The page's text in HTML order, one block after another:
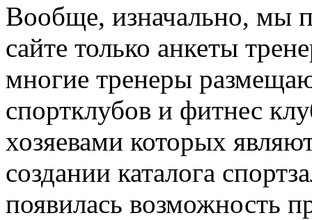
Вообще, изначально, мы
сайте только анкеты
многие тренеры
спортклубов и фитнес
хозяевами которых
создании каталога
появилась возможность